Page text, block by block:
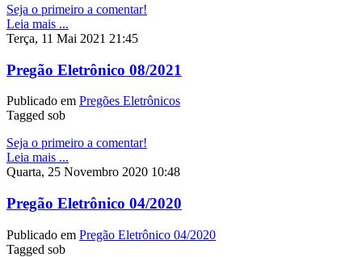
Seja o primeiro a comentar!
Leia mais ...
Terça, 11 Mai 2021 21:45
Pregão Eletrônico 08/2021
Publicado em Pregões Eletrônicos
Tagged sob
Seja o primeiro a comentar!
Leia mais ...
Quarta, 25 Novembro 2020 10:48
Pregão Eletrônico 04/2020
Publicado em Pregão Eletrônico 04/2020
Tagged sob